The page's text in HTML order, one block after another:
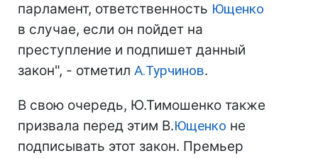
парламент, ответственность Ющенко
в случае, если он пойдет на
преступление и подпишет данный
закон", - отметил А.Турчинов.
В свою очередь, Ю.Тимошенко также
призвала перед этим В.Ющенко не
подписывать этот закон. Премьер